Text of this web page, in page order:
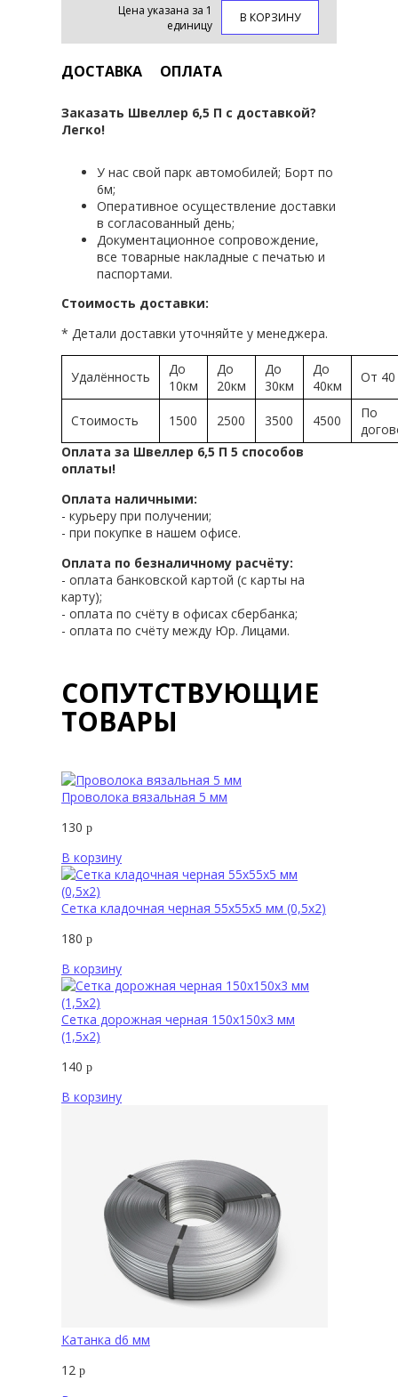
Цена указана за 1
единицу
В КОРЗИНУ
ДОСТАВКА ОПЛАТА
Заказать Швеллер 6,5 П с доставкой?
Легко!
У нас свой парк автомобилей; Борт по
6м;
Оперативное осуществление доставки
в согласованный день;
Документационное сопровождение,
все товарные накладные с печатью и
паспортами.
Стоимость доставки:
* Детали доставки уточняйте у менеджера.
Удалённость
До
10км
До
20км
До
30км
До
40км
От 40
Стоимость 1500 2500 3500 4500
По
Оплата за Швеллер 6,5 П 5 способов
оплаты!
Оплата наличными:
- курьеру при получении;
- при покупке в нашем офисе.
Оплата по безналичному расчёту:
- оплата банковской картой (с карты на
карту);
- оплата по счёту в офисах сбербанка;
- оплата по счёту между Юр. Лицами.
СОПУТСТВУЮЩИЕ
ТОВАРЫ
Проволока вязальная 5 мм
130 р
В корзину
Сетка кладочная черная 55х55х5 мм (0,5х2)
180 р
В корзину
Сетка дорожная черная 150х150х3 мм
(1,5х2)
140 р
В корзину
Катанка d6 мм
12 р